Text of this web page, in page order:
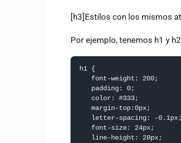
[h3]Estilos con los mismos
Por ejemplo, tenemos h1 y
h1 {
   font-weight: 200;
   padding: 0;
   color: #333;
   margin-top:0px;
   letter-spacing: -0.1px;
   font-size: 24px;
   line-height: 28px;